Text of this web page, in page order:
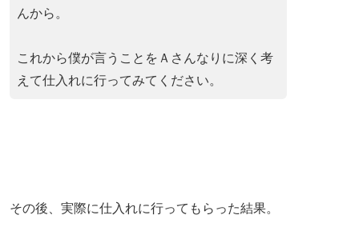
んから。
これから僕が言うことをＡさんなりに深く考
えて仕入れに行ってみてください。
その後、実際に仕入れに行ってもらった結果。